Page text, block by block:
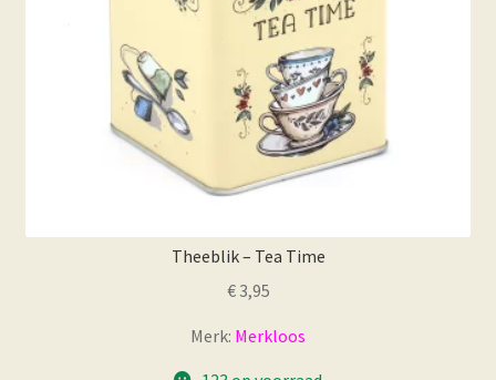
Theeblik – Tea Time
€3,95
Merk: Merkloos